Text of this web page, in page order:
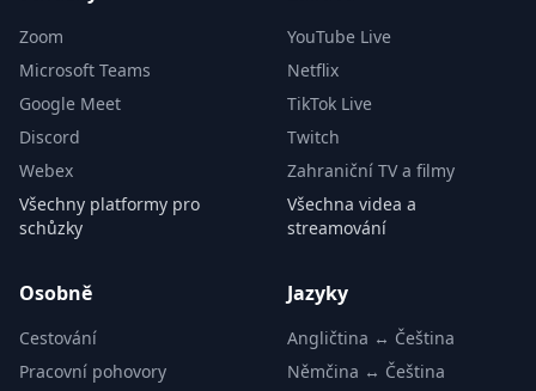
Zoom
Microsoft Teams
Google Meet
Discord
Webex
Všechny platformy pro
schůzky
YouTube Live
Netflix
TikTok Live
Twitch
Zahraniční TV a filmy
Všechna videa a
streamování
Osobně
Cestování
Pracovní pohovory
Jazyky
Angličtina ↔ Čeština
Němčina ↔ Čeština